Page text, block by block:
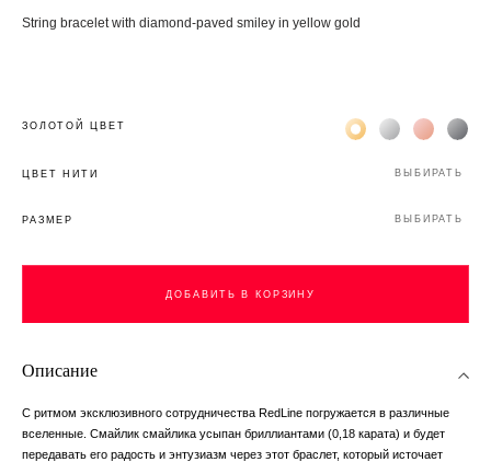
String bracelet with diamond-paved smiley in yellow gold
ЗОЛОТОЙ ЦВЕТ Жёлтое золото 18К
Белое золото
Розовое
ЦВЕТ НИТИ ВЫБИРАТЬ
РАЗМЕР ВЫБИРАТЬ
ДОБАВИТЬ В КОРЗИНУ
Описание
С ритмом эксклюзивного сотрудничества RedLine погружается в различные
вселенные. Смайлик смайлика усыпан бриллиантами (0,18 карата) и будет
передавать его радость и энтузиазм через этот браслет, который источает